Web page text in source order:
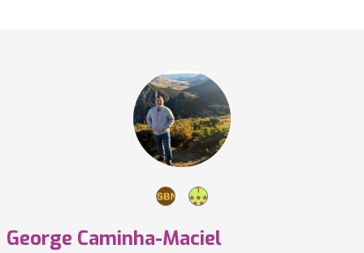
George Caminha-Maciel